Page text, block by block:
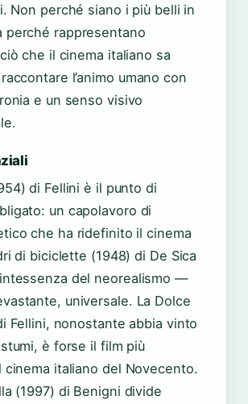
Non perché siano i più belli in
perché rappresentano
che il cinema italiano sa
l’animo umano con
e un senso visivo
di Fellini è il punto di
un capolavoro di
che ha ridefinito il cinema
di biciclette (1948) di De Sica
del neorealismo —
universale. La Dolce
Fellini, nonostante abbia vinto
è forse il film più
italiano del Novecento.
(1997) di Benigni divide